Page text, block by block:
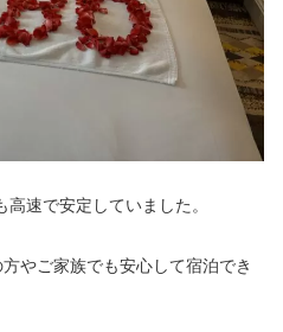
速で安定していました。
やご家族でも安心して宿泊でき